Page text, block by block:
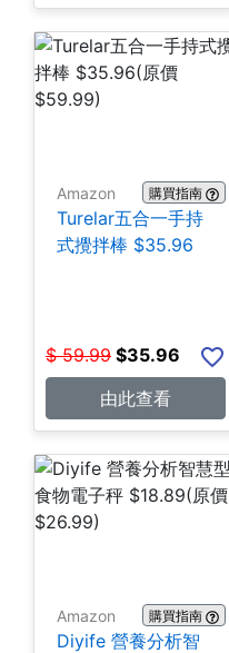
Amazon 購買指南
Turelar五合一手持
式攪拌棒 $35.96
$ 59.99 $35.96
由此查看
Amazon 購買指南
Diyife 營養分析智